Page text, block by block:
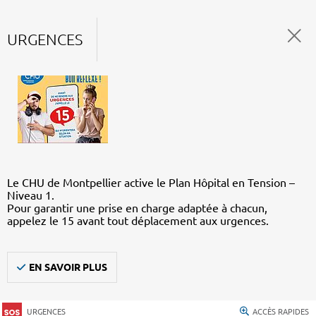
URGENCES
Le CHU de Montpellier active le Plan Hôpital en Tension –
Niveau 1.
Pour garantir une prise en charge adaptée à chacun,
appelez le 15 avant tout déplacement aux urgences.
EN SAVOIR PLUS
URGENCES ACCÈS RAPIDES